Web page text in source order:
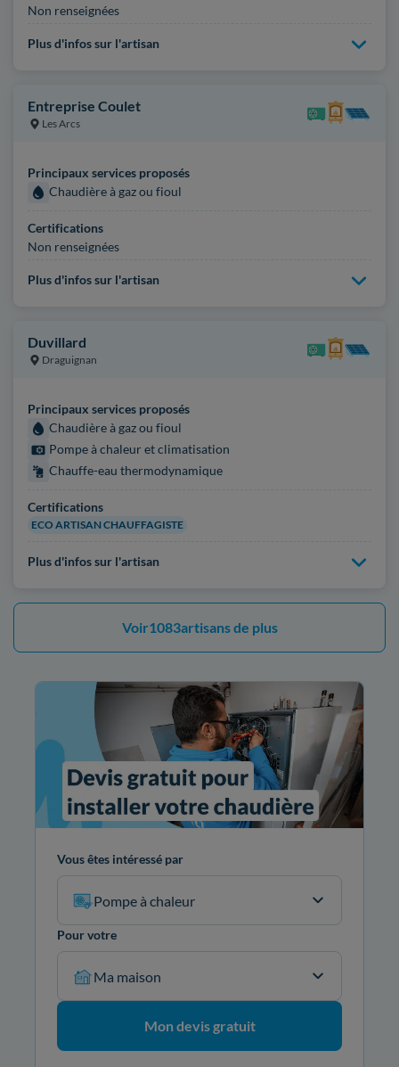
Non renseignées
Plus d'infos sur l'artisan
Entreprise Coulet
Les Arcs
Principaux services proposés
Chaudière à gaz ou fioul
Certifications
Non renseignées
Plus d'infos sur l'artisan
Duvillard
Draguignan
Principaux services proposés
Chaudière à gaz ou fioul
Pompe à chaleur et climatisation
Chauffe-eau thermodynamique
Certifications
ECO ARTISAN CHAUFFAGISTE
Plus d'infos sur l'artisan
Voir1083artisans de plus
Vous êtes intéressé par
Pompe à chaleur
Pour votre
Ma maison
Mon devis gratuit